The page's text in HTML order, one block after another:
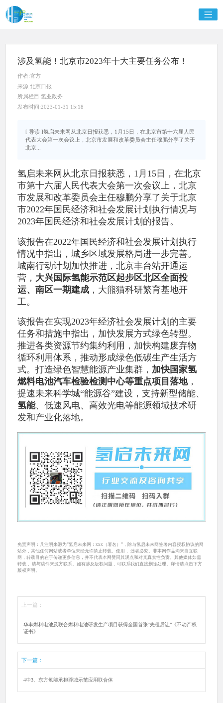
涉及氢能！北京市2023年十大主要任务公布！
作者:官方
来源:北京日报
所属栏目:氢业政务
发布时间:2023-01-31 15:18
[ 导读 ]氢启未来网从北京日报获悉，1月15日，在北京市第十六届人民
代表大会第一次会议上，北京市发展和改革委员会主任穆鹏分享了关于
北京...
氢启未来网从北京日报获悉，1月15日，在北京
市第十六届人民代表大会第一次会议上，北京
市发展和改革委员会主任穆鹏分享了关于北京
市2022年国民经济和社会发展计划执行情况与
2023年国民经济和社会发展计划的报告。
该报告在2022年国民经济和社会发展计划执行
情况中指出，城乡区域发展格局进一步完善。
城南行动计划加快推进，北京丰台站开通运
营， 大兴国际氢能示范区起步区北区全面投
运、南区一期建成 ，大熊猫科研繁育基地开
工。
该报告在实现2023年经济社会发展计划的主要
任务和措施中指出，加快发展方式绿色转型。
推进各类资源节约集约利用，加快构建废弃物
循环利用体系，推动形成绿色低碳生产生活方
式。打造绿色智慧能源产业集群， 加快国家氢
燃料电池汽车检验检测中心等重点项目落地，
提速未来科学城“能源谷”建设，支持新型储能、
氢能、低速风电、高效光电等能源领域技术研
发和产业化落地。
免责声明：凡注明来源为“氢启未来网：xxx（署名）”，除与氢启未来网签署内容授权协议的网
站外，其他任何网站或者单位未经允许禁止转载、使用， 违者必究。非本网作品均来自互联
网，转载目的在于传递更多信息，并不代表本网赞同其观点和对其真实性负责。其他媒体如需
转载， 请与稿件来源方联系。如有涉及版权问题，可联系我们直接删除处理。详情请点击下方
版权声明。
上一篇：
华丰燃料电池及联合燃料电池研发生产项目获得全国首张“先租后让”《不动产权
证书》
下一篇：
4中3、东方氢能承担蓉城示范应用联合体